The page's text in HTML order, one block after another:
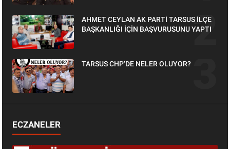
AHMET CEYLAN AK PARTİ TARSUS İLÇE
BAŞKANLIĞI İÇİN BAŞVURUSUNU YAPTI
TARSUS CHP’DE NELER OLUYOR?
ECZANELER